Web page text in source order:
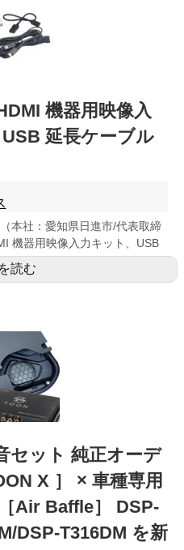
機器⽤映像⼊
延⻑ケーブル
本社：愛知県⽇進市/代表取締
機器⽤映像⼊⼒キット、USB
読む
セット 純正オーデ
X ］ × 車種専用
Air Baffle］ DSP-
DSP-T316DM を新